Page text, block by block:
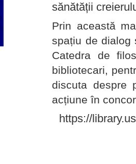
sănătății
Prin această
spațiu de dialog
Catedra de
bibliotecari,
discuta despre
acțiune în
https://